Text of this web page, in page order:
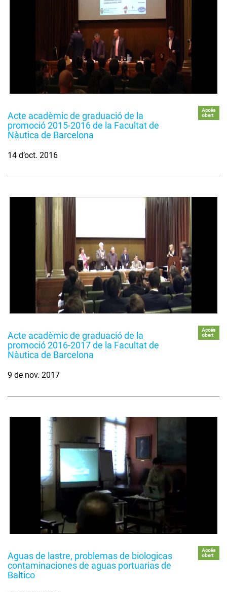
Acte acadèmic de graduació de la
promoció 2015-2016 de la Facultat de
Nàutica de Barcelona
Accés
obert
14 d’oct. 2016
Acte acadèmic de graduació de la
promoció 2016-2017 de la Facultat de
Nàutica de Barcelona
Accés
obert
9 de nov. 2017
Aguas de lastre, problemas de biologicas
contaminaciones de aguas portuarias de
Baltico
Accés
obert